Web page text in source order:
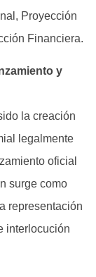
Proyección
Financiera.
y
la creación
legalmente
oficial
surge como
representación
interlocución